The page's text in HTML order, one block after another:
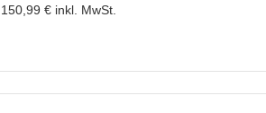
150,99 € inkl. MwSt.